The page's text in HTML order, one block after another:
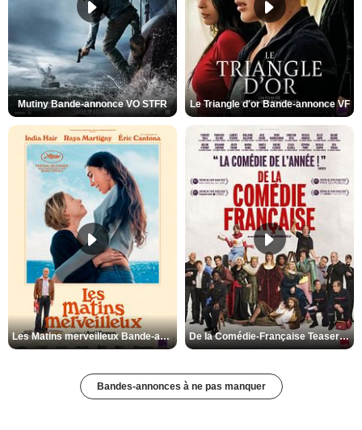
Mutiny Bande-annonce VO STFR Le Triangle d'or Bande-annonce VF
Les Matins merveilleux Bande-annonce VF De la Comédie-Française Teaser VF
Bandes-annonces à ne pas manquer